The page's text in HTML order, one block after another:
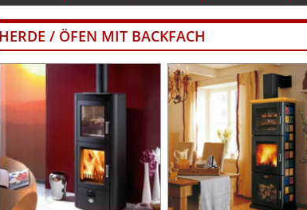
HERDE / ÖFEN MIT BACKFACH